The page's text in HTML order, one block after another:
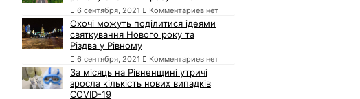
6 сентября, 2021 Комментариев нет
Охочі можуть поділитися ідеями
святкування Нового року та
Різдва у Рівному
6 сентября, 2021 Комментариев нет
За місяць на Рівненщині утричі
зросла кількість нових випадків
COVID-19